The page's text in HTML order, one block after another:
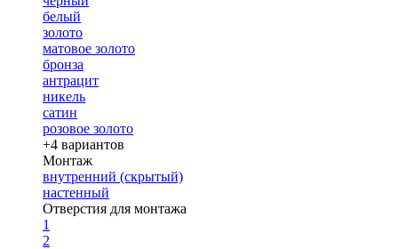
белый
золото
матовое золото
бронза
антрацит
никель
сатин
розовое золото
+4 вариантов
Монтаж
внутренний (скрытый)
настенный
Отверстия для монтажа
1
2